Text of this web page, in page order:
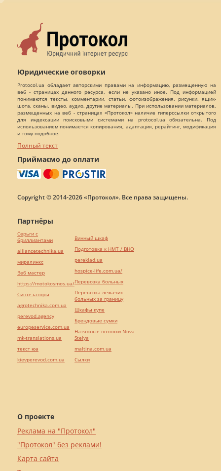
Юридические оговорки
Protocol.ua обладает авторскими правами на информацию, размещенную на
веб - страницах данного ресурса, если не указано иное. Под информацией
понимаются тексты, комментарии, статьи, фотоизображения, рисунки, ящик-
шота, сканы, видео, аудио, другие материалы. При использовании материалов,
размещенных на веб - страницах «Протокол» наличие гиперссылки открытого
для индексации поисковыми системами на protocol.ua обязательна. Под
использованием понимается копирования, адаптация, рерайтинг, модификация
и тому подобное.
Полный текст
Приймаємо до оплати
Copyright © 2014-2026 «Протокол». Все права защищены.
О проекте
Реклама на "Протокол"
"Протокол" без реклами!
Карта сайта
Партнёры
Серьги с
бриллиантами
alliancetechnika.ua
миралинкс
Веб мастер
https://motokosmos.ua/
Синтезаторы
agrotechnika.com.ua
perevod.agency
europeservice.com.ua
mk-translations.ua
текст юа
kievperevod.com.ua
Винный шкаф
Подготовка к НМТ / ВНО
pereklad.ua
hospice-life.com.ua/
Перевозка больных
Перевозка лежачих
больных за границу
Шкафы купе
Брендовые сумки
Натяжные потолки Nova
Stelya
maltina.com.ua
Cылки